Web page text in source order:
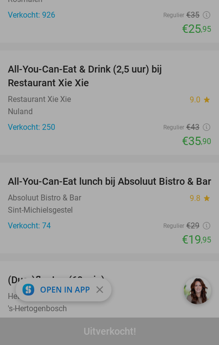
Uitverkocht!
Verkocht: 926
Regulier €35
€25,95
All-You-Can-Eat & Drink (2,5 uur) bij
Restaurant Xie Xie
Restaurant Xie Xie 9.0 star
Nuland
Verkocht: 250
Regulier €43
€35,90
31%
All-You-Can-Eat lunch bij Absoluut Bistro & Bar
Absoluut Bistro & Bar 9.8 star
Sint-Michielsgestel
Verkocht: 74
Regulier €29
€19,95
32%
(Duo-)floaten (60 min)
Het Centrum Den Bosch 9.9star
's-Hertogenbosch
OPEN IN APP close